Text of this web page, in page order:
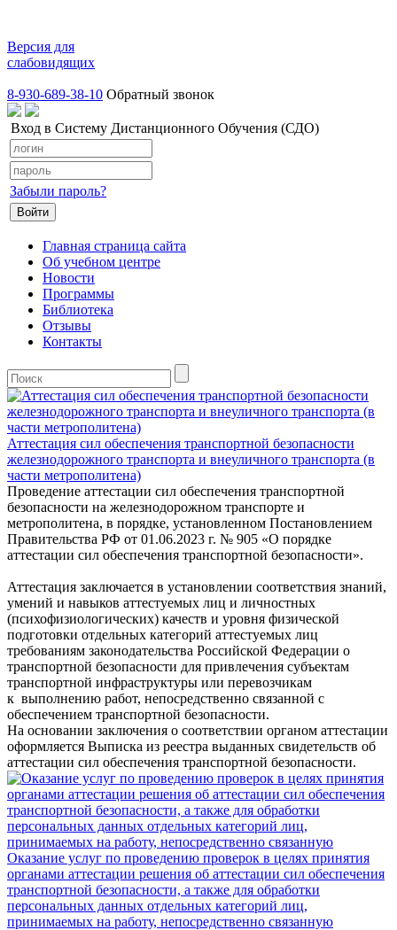
Версия для
слабовидящих
8-930-689-38-10 Обратный звонок
Вход в Систему Дистанционного Обучения (СДО)
Забыли пароль?
Главная страница сайта
Об учебном центре
Новости
Программы
Библиотека
Отзывы
Контакты
Аттестация сил обеспечения транспортной безопасности
железнодорожного транспорта и внеуличного транспорта (в
части метрополитена)
Проведение аттестации сил обеспечения транспортной
безопасности на железнодорожном транспорте и
метрополитена, в порядке, установленном Постановлением
Правительства РФ от 01.06.2023 г. № 905 «О порядке
аттестации сил обеспечения транспортной безопасности».
Аттестация заключается в установлении соответствия знаний,
умений и навыков аттестуемых лиц и личностных
(психофизиологических) качеств и уровня физической
подготовки отдельных категорий аттестуемых лиц
требованиям законодательства Российской Федерации о
транспортной безопасности для привлечения субъектам
транспортной инфраструктуры или перевозчикам
к выполнению работ, непосредственно связанной с
обеспечением транспортной безопасности.
На основании заключения о соответствии органом аттестации
оформляется Выписка из реестра выданных свидетельств об
аттестации сил обеспечения транспортной безопасности.
Оказание услуг по проведению проверок в целях принятия
органами аттестации решения об аттестации сил обеспечения
транспортной безопасности, а также для обработки
персональных данных отдельных категорий лиц,
принимаемых на работу, непосредственно связанную